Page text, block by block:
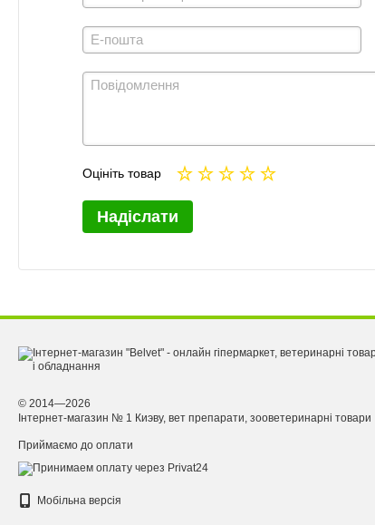
Оцініть товар
Надіслати
© 2014—2026
Інтернет-магазин № 1 Киэву, вет препарати, зооветеринарні товари
Приймаємо до оплати
Мобільна версія